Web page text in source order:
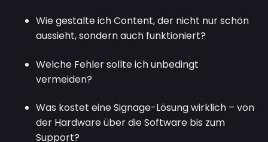
Wie gestalte ich Content, der nicht nur schön
aussieht, sondern auch funktioniert?
Welche Fehler sollte ich unbedingt
vermeiden?
Was kostet eine Signage-Lösung wirklich – von
der Hardware über die Software bis zum
Support?